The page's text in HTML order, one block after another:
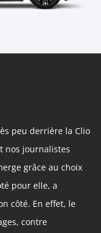
peu derrière la Clio
nos journalistes
grâce au choix
pour elle, a
côté. En effet, le
contre